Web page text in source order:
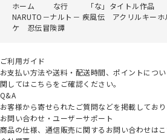
ホーム な行 「な」タイトル作品
NARUTO－ナルト－ 疾風伝 アクリルキーホ
ケ 忍伝冒険譚
ご利用ガイド
お支払い方法や送料・配送時間、ポイントにつ
関してはこちらをご確認ください。
Q&A
お客様から寄せられたご質問などを掲載しており
お問い合わせ・ユーザーサポート
商品の仕様、通信販売に関するお問い合わせはこ